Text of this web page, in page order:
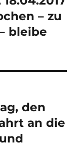
– zu
bleibe
den
an die